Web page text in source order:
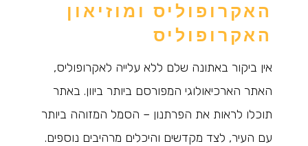
האקרופוליס ומוזיאון
האקרופוליס
אין ביקור באתונה שלם ללא עלייה לאקרופוליס,
האתר הארכיאולוגי המפורסם ביותר ביוון. באתר
תוכלו לראות את הפרתנון – הסמל המזוהה ביותר
עם העיר, לצד מקדשים והיכלים מרהיבים נוספים.